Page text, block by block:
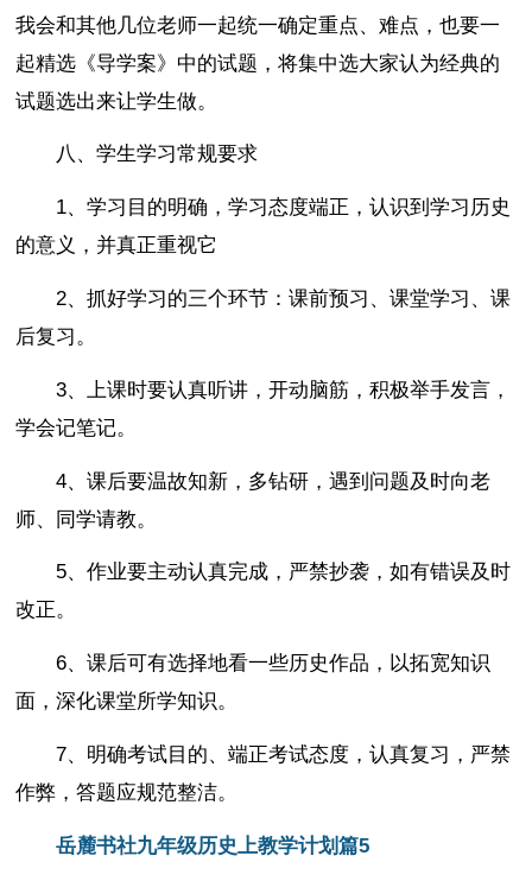
我会和其他几位老师一起统一确定重点、难点，也要一
起精选《导学案》中的试题，将集中选大家认为经典的
试题选出来让学生做。
八、学生学习常规要求
1、学习目的明确，学习态度端正，认识到学习历史
的意义，并真正重视它
2、抓好学习的三个环节：课前预习、课堂学习、课
后复习。
3、上课时要认真听讲，开动脑筋，积极举手发言，
学会记笔记。
4、课后要温故知新，多钻研，遇到问题及时向老
师、同学请教。
5、作业要主动认真完成，严禁抄袭，如有错误及时
改正。
6、课后可有选择地看一些历史作品，以拓宽知识
面，深化课堂所学知识。
7、明确考试目的、端正考试态度，认真复习，严禁
作弊，答题应规范整洁。
岳麓书社九年级历史上教学计划篇5